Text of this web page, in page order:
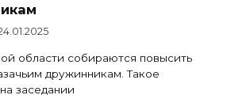
области собираются повысить
дружинникам. Такое
заседании